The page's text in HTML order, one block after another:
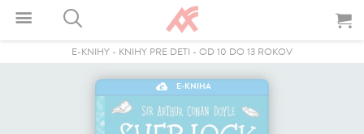
E-KNIHY - KNIHY PRE DETI - OD 10 DO 13 ROKOV
E-KNIHA